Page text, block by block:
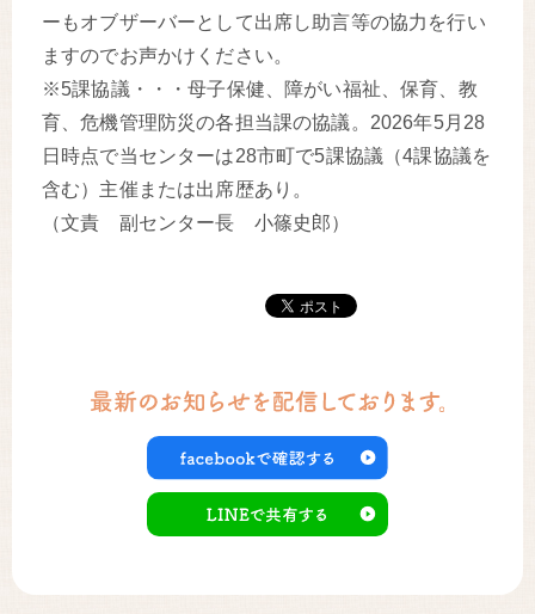
ーもオブザーバーとして出席し助言等の協力を行い
ますのでお声かけください。
※5課協議・・・母子保健、障がい福祉、保育、教
育、危機管理防災の各担当課の協議。2026年5月28
日時点で当センターは28市町で5課協議（4課協議を
含む）主催または出席歴あり。
（文責 副センター長 小篠史郎）